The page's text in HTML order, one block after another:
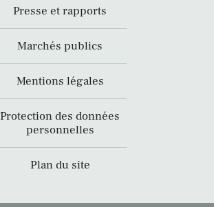
Presse et rapports
Marchés publics
Mentions légales
Protection des données
personnelles
Plan du site